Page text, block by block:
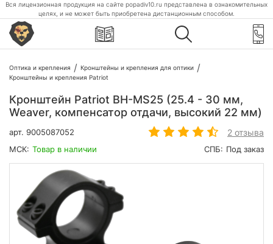
Вся лицензионная продукция на сайте popadiv10.ru представлена в ознакомительных
целях, и не может быть приобретена дистанционным способом.
Оптика и крепления
Кронштейны и крепления для оптики
Кронштейны и крепления Patriot
Кронштейн Patriot BH-MS25 (25.4 - 30 мм,
Weaver, компенсатор отдачи, высокий 22 мм)
арт. 9005087052 2 отзыва
МСК: Товар в наличии СПБ: Под заказ